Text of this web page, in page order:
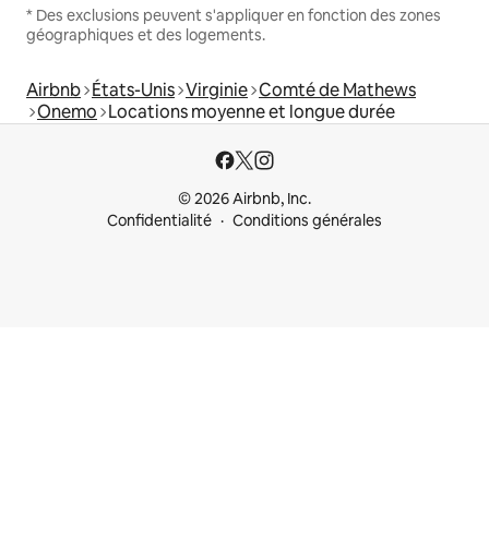
* Des exclusions peuvent s'appliquer en fonction des zones
géographiques et des logements.
Airbnb États-Unis Virginie Comté de Mathews
Onemo Locations moyenne et longue durée
© 2026 Airbnb, Inc.
Confidentialité
Conditions générales